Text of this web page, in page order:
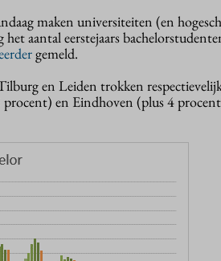
maken universiteiten (en
aantal eerstejaars
gemeld.
en Leiden trokken
en Eindhoven (plus 4